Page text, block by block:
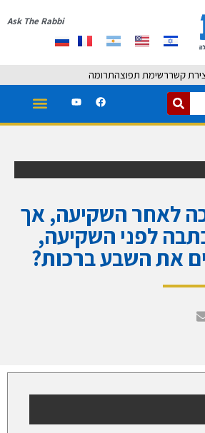
Ask The Rabbi
קשררשימת תפוצהתרומה
לאחר השקיעה, אך
לפני השקיעה,
את השבע ברכות?